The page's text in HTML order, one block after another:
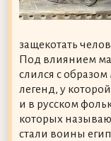
защекотать
Под влиянием
слился с
легенд, у
и в русском
которых
стали воины